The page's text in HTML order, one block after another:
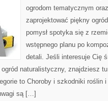
ogrodom tematycznym
zaprojektować piękny
pomysł spotyka się z
wstępnego planu po
detali. Jeśli interesuje Cię
naturalistyczny, znajdziesz
to Choroby i szkodniki roślin
są […]